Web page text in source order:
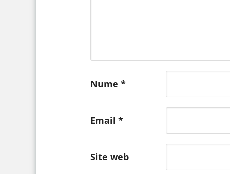
Nume *
Email *
Site web